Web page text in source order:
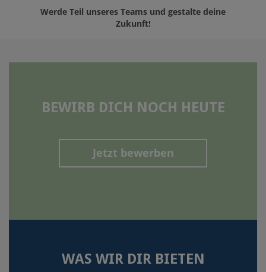
Werde Teil unseres Teams und gestalte deine
Zukunft!
BEWIRB DICH NOCH HEUTE
Jetzt bewerben
WAS WIR DIR BIETEN